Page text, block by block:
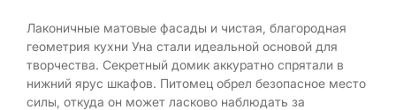
Лаконичные матовые фасады и чистая, благородная
геометрия кухни Уна стали идеальной основой для
творчества. Секретный домик аккуратно спрятали в
нижний ярус шкафов. Питомец обрел безопасное место
силы, откуда он может ласково наблюдать за